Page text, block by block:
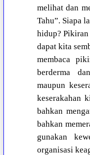
melihat dan
Tahu”. Siapa
hidup?
dapat kita
membaca
berderma
maupun
keserakahan
bahkan
bahkan
gunakan
organisasi